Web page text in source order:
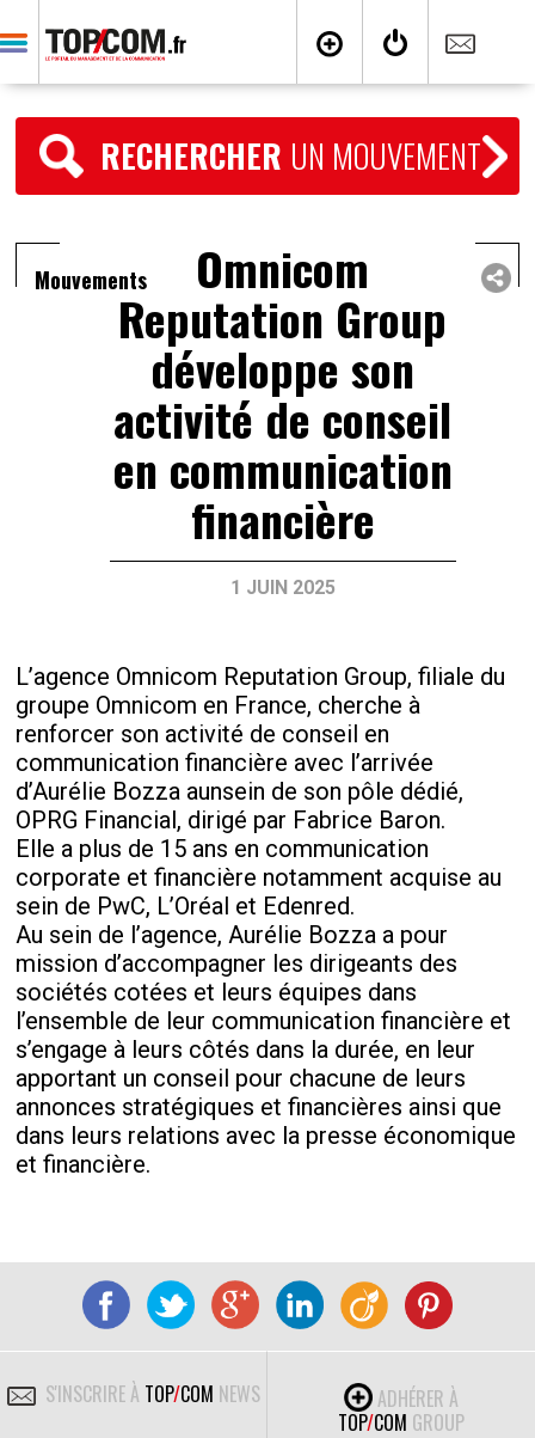
RECHERCHER UN MOUVEMENT
Mouvements Omnicom
Reputation Group
développe son
activité de conseil
en communication
financière
1 JUIN 2025
L’agence Omnicom Reputation Group, filiale du
groupe Omnicom en France, cherche à
renforcer son activité de conseil en
communication financière avec l’arrivée
d’Aurélie Bozza aunsein de son pôle dédié,
OPRG Financial, dirigé par Fabrice Baron.
Elle a plus de 15 ans en communication
corporate et financière notamment acquise au
sein de PwC, L’Oréal et Edenred.
Au sein de l’agence, Aurélie Bozza a pour
mission d’accompagner les dirigeants des
sociétés cotées et leurs équipes dans
l’ensemble de leur communication financière et
s’engage à leurs côtés dans la durée, en leur
apportant un conseil pour chacune de leurs
annonces stratégiques et financières ainsi que
dans leurs relations avec la presse économique
et financière.
S'INSCRIRE À TOP/COM NEWS
ADHÉRER À
TOP/COM GROUP